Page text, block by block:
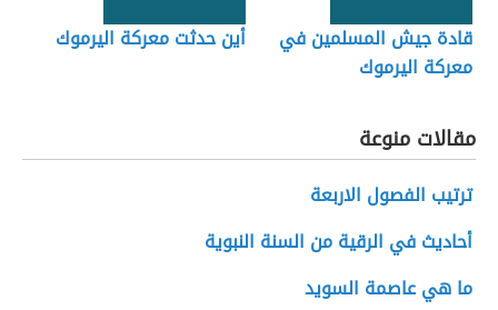
قادة جيش المسلمين في
معركة اليرموك
أين حدثت معركة اليرموك
مقالات منوعة
ترتيب الفصول الاربعة
أحاديث في الرقية من السنة النبوية
ما هي عاصمة السويد